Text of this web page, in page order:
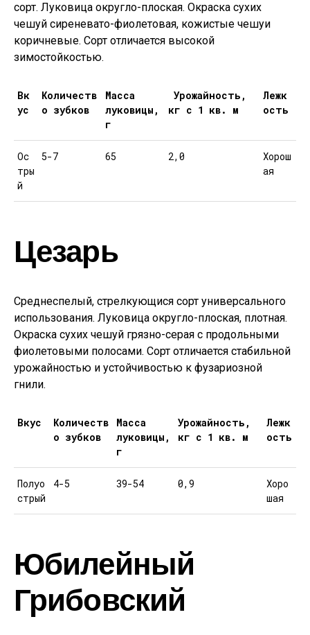
сорт. Луковица округло-плоская. Окраска сухих
чешуй сиреневато-фиолетовая, кожистые чешуи
коричневые. Сорт отличается высокой
зимостойкостью.
Вк
ус
Количеств
о зубков
Масса
луковицы,
г
Урожайность,
кг с 1 кв. м
Лежк
ость
Ос
тры
й
5-7 65 2,0
Хорош
ая
Цезарь
Среднеспелый, стрелкующися сорт универсального
использования. Луковица округло-плоская, плотная.
Окраска сухих чешуй грязно-серая с продольными
фиолетовыми полосами. Сорт отличается стабильной
урожайностью и устойчивостью к фузариозной
гнили.
Вкус
Количеств
о зубков
Масса
луковицы,
г
Урожайность,
кг с 1 кв. м
Лежк
ость
Полуо
стрый
4-5 39-54 0,9
Хоро
шая
Юбилейный
Грибовский